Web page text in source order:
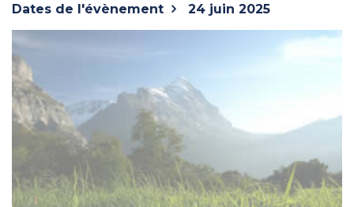
Dates de l'évènement 24 juin 2025